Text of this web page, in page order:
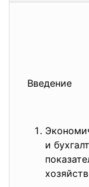
Введение
и